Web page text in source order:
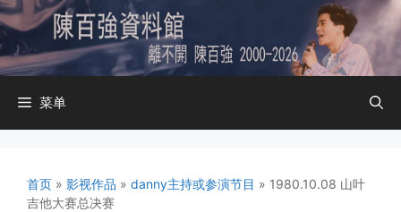
跳
至
内
容
菜单
首页 » 影视作品 » danny主持或参演节目 » 1980.10.08 山叶
吉他大赛总决赛